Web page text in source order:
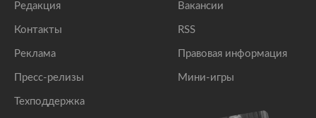
Редакция
Контакты
Реклама
Пресс-релизы
Техподдержка
Вакансии
RSS
Правовая информация
Мини-игры